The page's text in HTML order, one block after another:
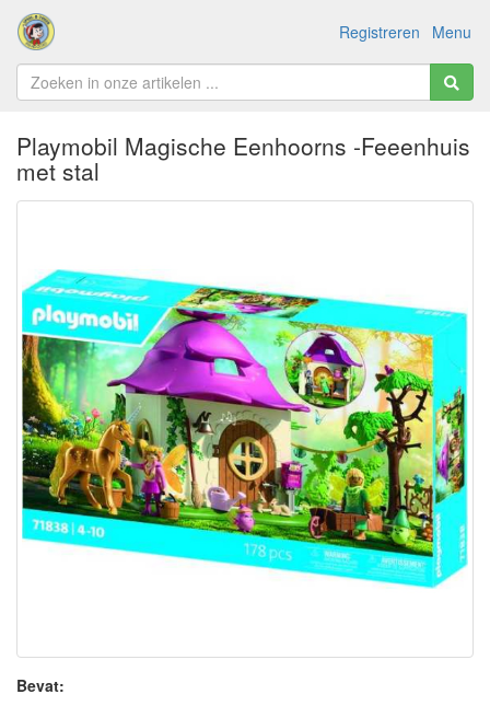
Menu
Registreren
Playmobil Magische Eenhoorns -Feeenhuis
met stal
Bevat: